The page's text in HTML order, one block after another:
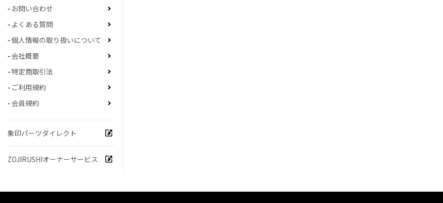
お問い合わせ
よくある質問
個人情報の取り扱いについて
会社概要
特定商取引法
ご利用規約
会員規約
象印パーツダイレクト
ZOJIRUSHIオーナーサービス